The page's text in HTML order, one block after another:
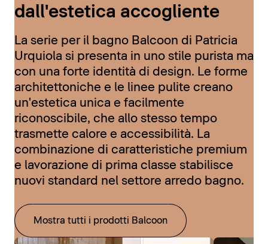
dall'estetica accogliente
La serie per il bagno Balcoon di Patricia
Urquiola si presenta in uno stile purista ma
con una forte identità di design. Le forme
architettoniche e le linee pulite creano
un'estetica unica e facilmente
riconoscibile, che allo stesso tempo
trasmette calore e accessibilità. La
combinazione di caratteristiche premium
e lavorazione di prima classe stabilisce
nuovi standard nel settore arredo bagno.
Mostra tutti i prodotti Balcoon